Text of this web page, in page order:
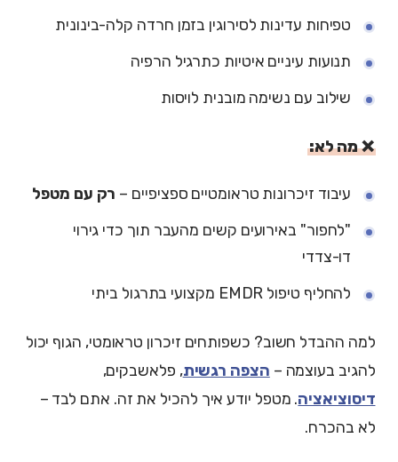
טפיחות עדינות לסירוגין בזמן חרדה קלה-בינונית
תנועות עיניים איטיות כתרגיל הרפיה
שילוב עם נשימה מובנית לויסות
❌ מה לא:
עיבוד זיכרונות טראומטיים ספציפיים – רק עם מטפל
"לחפור" באירועים קשים מהעבר תוך כדי גירוי
דו-צדדי
להחליף טיפול EMDR מקצועי בתרגול ביתי
למה ההבדל חשוב? כשפותחים זיכרון טראומטי, הגוף יכול
להגיב בעוצמה – הצפה רגשית, פלאשבקים,
דיסוציאציה. מטפל יודע איך להכיל את זה. אתם לבד –
לא בהכרח.